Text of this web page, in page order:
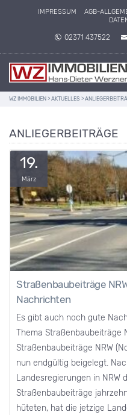
IMPRESSUM
AGB-
02371 437522
WZ IMMOBILIEN > AKTUELLES >
ANLIEGERBEITRÄGE
19.
März
Straßenbaubeiträge
Nachrichten
Es gibt auch noch gute
Thema Straßenbaubeiträge
Straßenbaubeiträge NRW
nun endgültig beigelegt.
Landesregierungen in NRW
Straßenbaubeiträge
hüteten, hat die jetzige